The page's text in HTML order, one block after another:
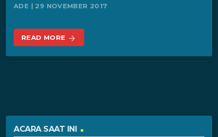
ADE | 29 NOVEMBER 2017
READ MORE arrow_forward
ACARA SAAT INI